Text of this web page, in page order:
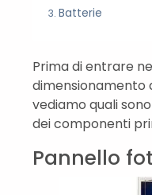
Batterie
Prima di entrare
dimensionamento
vediamo quali
dei componenti
Pannello